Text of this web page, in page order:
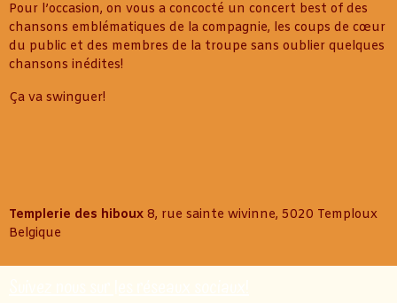
Pour l’occasion, on vous a concocté un concert best of des
chansons emblématiques de la compagnie, les coups de cœur
du public et des membres de la troupe sans oublier quelques
chansons inédites!
Ça va swinguer!
Templerie des hiboux 8, rue sainte wivinne, 5020 Temploux
Belgique